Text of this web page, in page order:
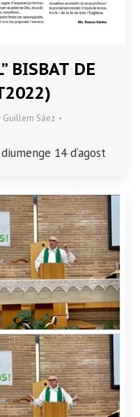
BISBAT DE
Guillem Sáez
14 d‘agost